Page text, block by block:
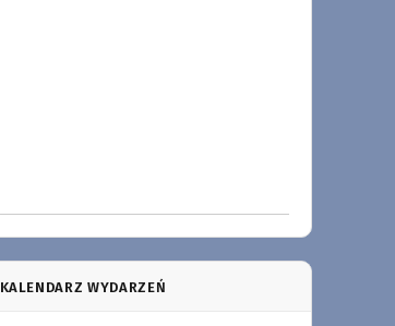
KALENDARZ WYDARZEŃ